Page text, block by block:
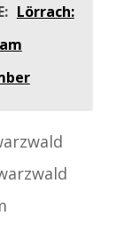
Lörrach: